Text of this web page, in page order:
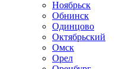
Ноябрьск
Обнинск
Одинцово
Октябрьский
Омск
Орел